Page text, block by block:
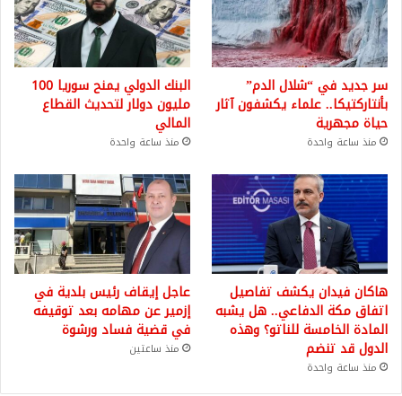
سر جديد في “شلال الدم”
بأنتاركتيكا.. علماء يكشفون آثار
حياة مجهرية
منذ ساعة واحدة
البنك الدولي يمنح سوريا 100
مليون دولار لتحديث القطاع
المالي
منذ ساعة واحدة
هاكان فيدان يكشف تفاصيل
اتفاق مكة الدفاعي.. هل يشبه
المادة الخامسة للناتو؟ وهذه
الدول قد تنضم
منذ ساعة واحدة
عاجل إيقاف رئيس بلدية في
إزمير عن مهامه بعد توقيفه
في قضية فساد ورشوة
منذ ساعتين